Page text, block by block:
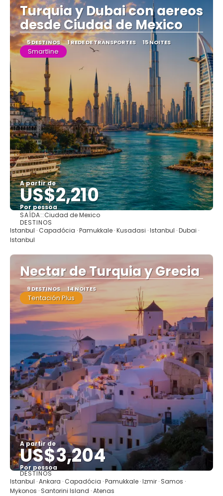
Turquia y Dubai con aereos
desde Ciudad de Mexico
5 DESTINOS 1 REDE DE TRANSPORTES 15 NOITES
Smartline
A partir de
US$2,210
Por pessoa
Saiba mais
SAÍDA::Ciudad de Mexico
DESTINOS
Istanbul · Capadócia · Pamukkale · Kusadasi · Istanbul · Dubai ·
Istanbul
Nectar de Turquia y Grecia
9 DESTINOS 14 NOITES
Tentación Plus
A partir de
US$3,204
Por pessoa
Saiba mais
DESTINOS
Istanbul · Ankara · Capadócia · Pamukkale · Izmir · Samos ·
Mykonos · Santorini Island · Atenas